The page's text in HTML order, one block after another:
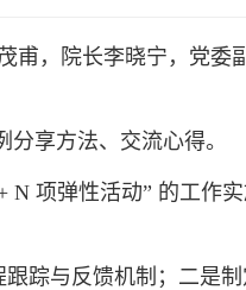
甫，院长李晓宁，党委
享方法、交流心得。
N 项弹性活动” 的工作
踪与反馈机制；二是